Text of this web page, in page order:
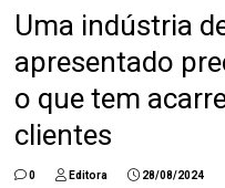
Uma indústria
apresentado
o que tem
clientes
0 Editora 28/08/2024